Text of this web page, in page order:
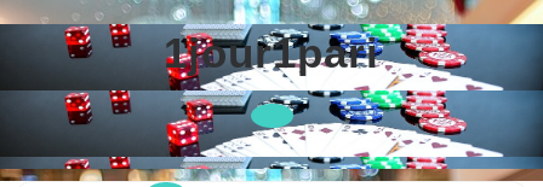
Skip
1jour1pari